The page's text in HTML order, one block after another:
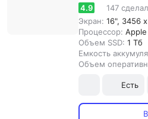
DDR5, 1 Тб, Mac
4.9
147
Экран: 16", 3456
Процессор:
Объем SSD: 1 Тб
Емкость
Объем
Есть